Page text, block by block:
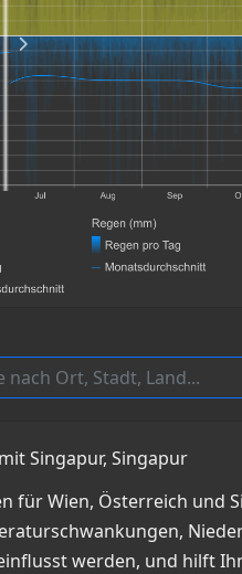
Singapur, Singapur
für Wien, Österreich und
werden, und hilft